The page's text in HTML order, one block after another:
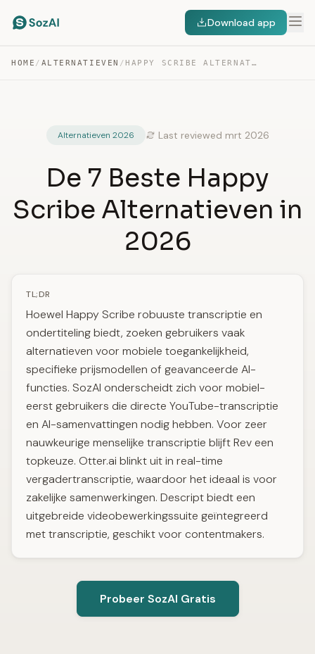
Download app
HOME / ALTERNATIEVEN / HAPPY SCRIBE ALTERNATIEVEN
Alternatieven 2026 Last reviewed mrt 2026
De 7 Beste Happy
Scribe Alternatieven in
2026
TL;DR
Hoewel Happy Scribe robuuste transcriptie en
ondertiteling biedt, zoeken gebruikers vaak
alternatieven voor mobiele toegankelijkheid,
specifieke prijsmodellen of geavanceerde AI-
functies. SozAI onderscheidt zich voor mobiel-
eerst gebruikers die directe YouTube-transcriptie
en AI-samenvattingen nodig hebben. Voor zeer
nauwkeurige menselijke transcriptie blijft Rev een
topkeuze. Otter.ai blinkt uit in real-time
vergadertranscriptie, waardoor het ideaal is voor
zakelijke samenwerkingen. Descript biedt een
uitgebreide videobewerkingssuite geïntegreerd
met transcriptie, geschikt voor contentmakers.
Probeer SozAI Gratis